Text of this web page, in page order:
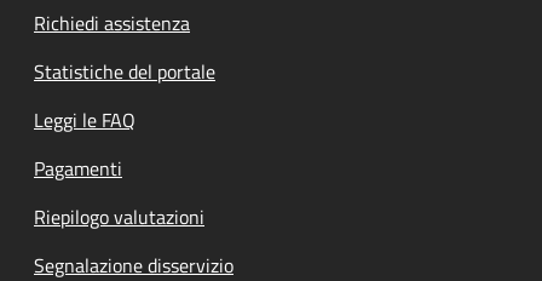
Richiedi assistenza
Statistiche del portale
Leggi le FAQ
Pagamenti
Riepilogo valutazioni
Segnalazione disservizio